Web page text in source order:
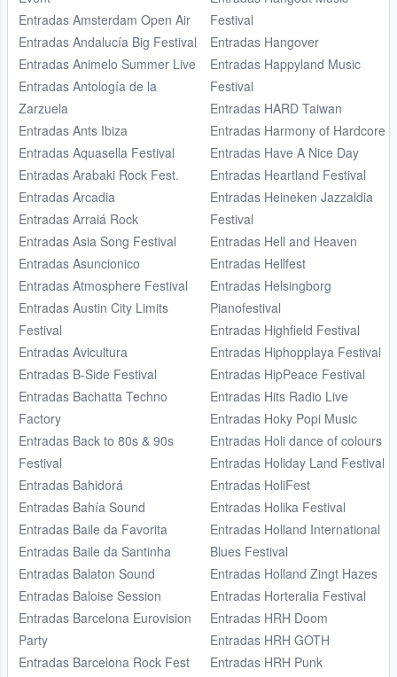
Entradas Amsterdam Open Air
Entradas Andalucía Big Festival
Entradas Animelo Summer Live
Entradas Antología de la
Zarzuela
Entradas Ants Ibiza
Entradas Aquasella Festival
Entradas Arabaki Rock Fest.
Entradas Arcadia
Entradas Arraiá Rock
Entradas Asia Song Festival
Entradas Asuncionico
Entradas Atmosphere Festival
Entradas Austin City Limits
Festival
Entradas Avicultura
Entradas B-Side Festival
Entradas Bachatta Techno
Factory
Entradas Back to 80s & 90s
Festival
Entradas Bahidorá
Entradas Bahía Sound
Entradas Baile da Favorita
Entradas Baile da Santinha
Entradas Balaton Sound
Entradas Baloise Session
Entradas Barcelona Eurovision
Party
Entradas Barcelona Rock Fest
Festival
Entradas Hangover
Entradas Happyland Music
Festival
Entradas HARD Taiwan
Entradas Harmony of Hardcore
Entradas Have A Nice Day
Entradas Heartland Festival
Entradas Heineken Jazzaldia
Festival
Entradas Hell and Heaven
Entradas Hellfest
Entradas Helsingborg
Pianofestival
Entradas Highfield Festival
Entradas Hiphopplaya Festival
Entradas HipPeace Festival
Entradas Hits Radio Live
Entradas Hoky Popi Music
Entradas Holi dance of colours
Entradas Holiday Land Festival
Entradas HoliFest
Entradas Holika Festival
Entradas Holland International
Blues Festival
Entradas Holland Zingt Hazes
Entradas Horteralia Festival
Entradas HRH Doom
Entradas HRH GOTH
Entradas HRH Punk